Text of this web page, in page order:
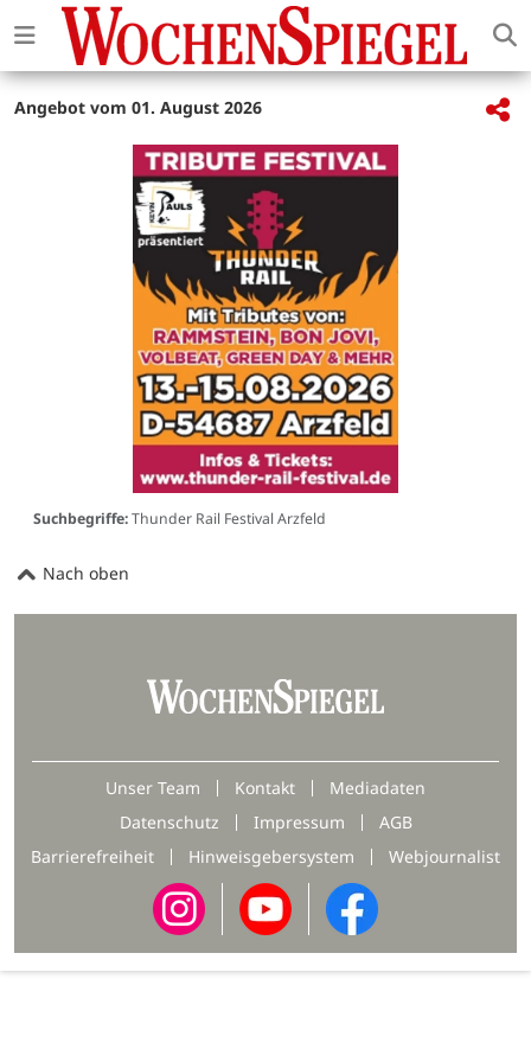
Angebot vom 01. August 2026
Suchbegriffe:Thunder Rail Festival Arzfeld
Nach oben
Unser Team Kontakt
Mediadaten
Datenschutz
Impressum
AGB
Barrierefreiheit
Hinweisgebersystem Webjournalist